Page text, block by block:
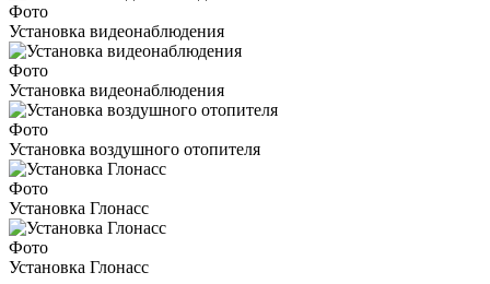
Фото
Установка видеонаблюдения
Фото
Установка видеонаблюдения
Фото
Установка воздушного отопителя
Фото
Установка Глонасс
Фото
Установка Глонасс